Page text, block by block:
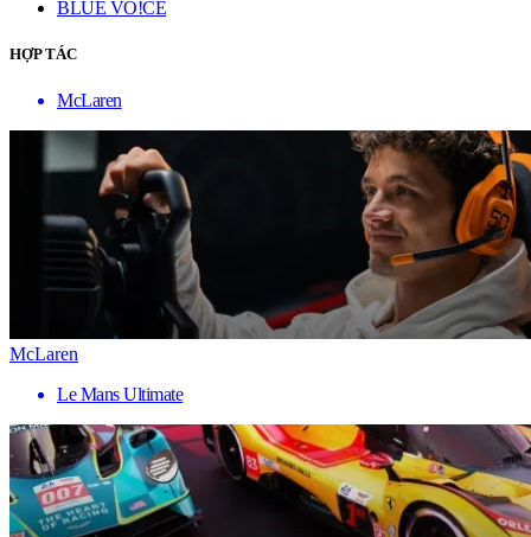
BLUE VO!CE
HỢP TÁC
McLaren
McLaren
Le Mans Ultimate